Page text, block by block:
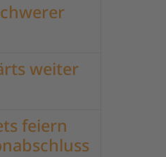
weiter
feiern